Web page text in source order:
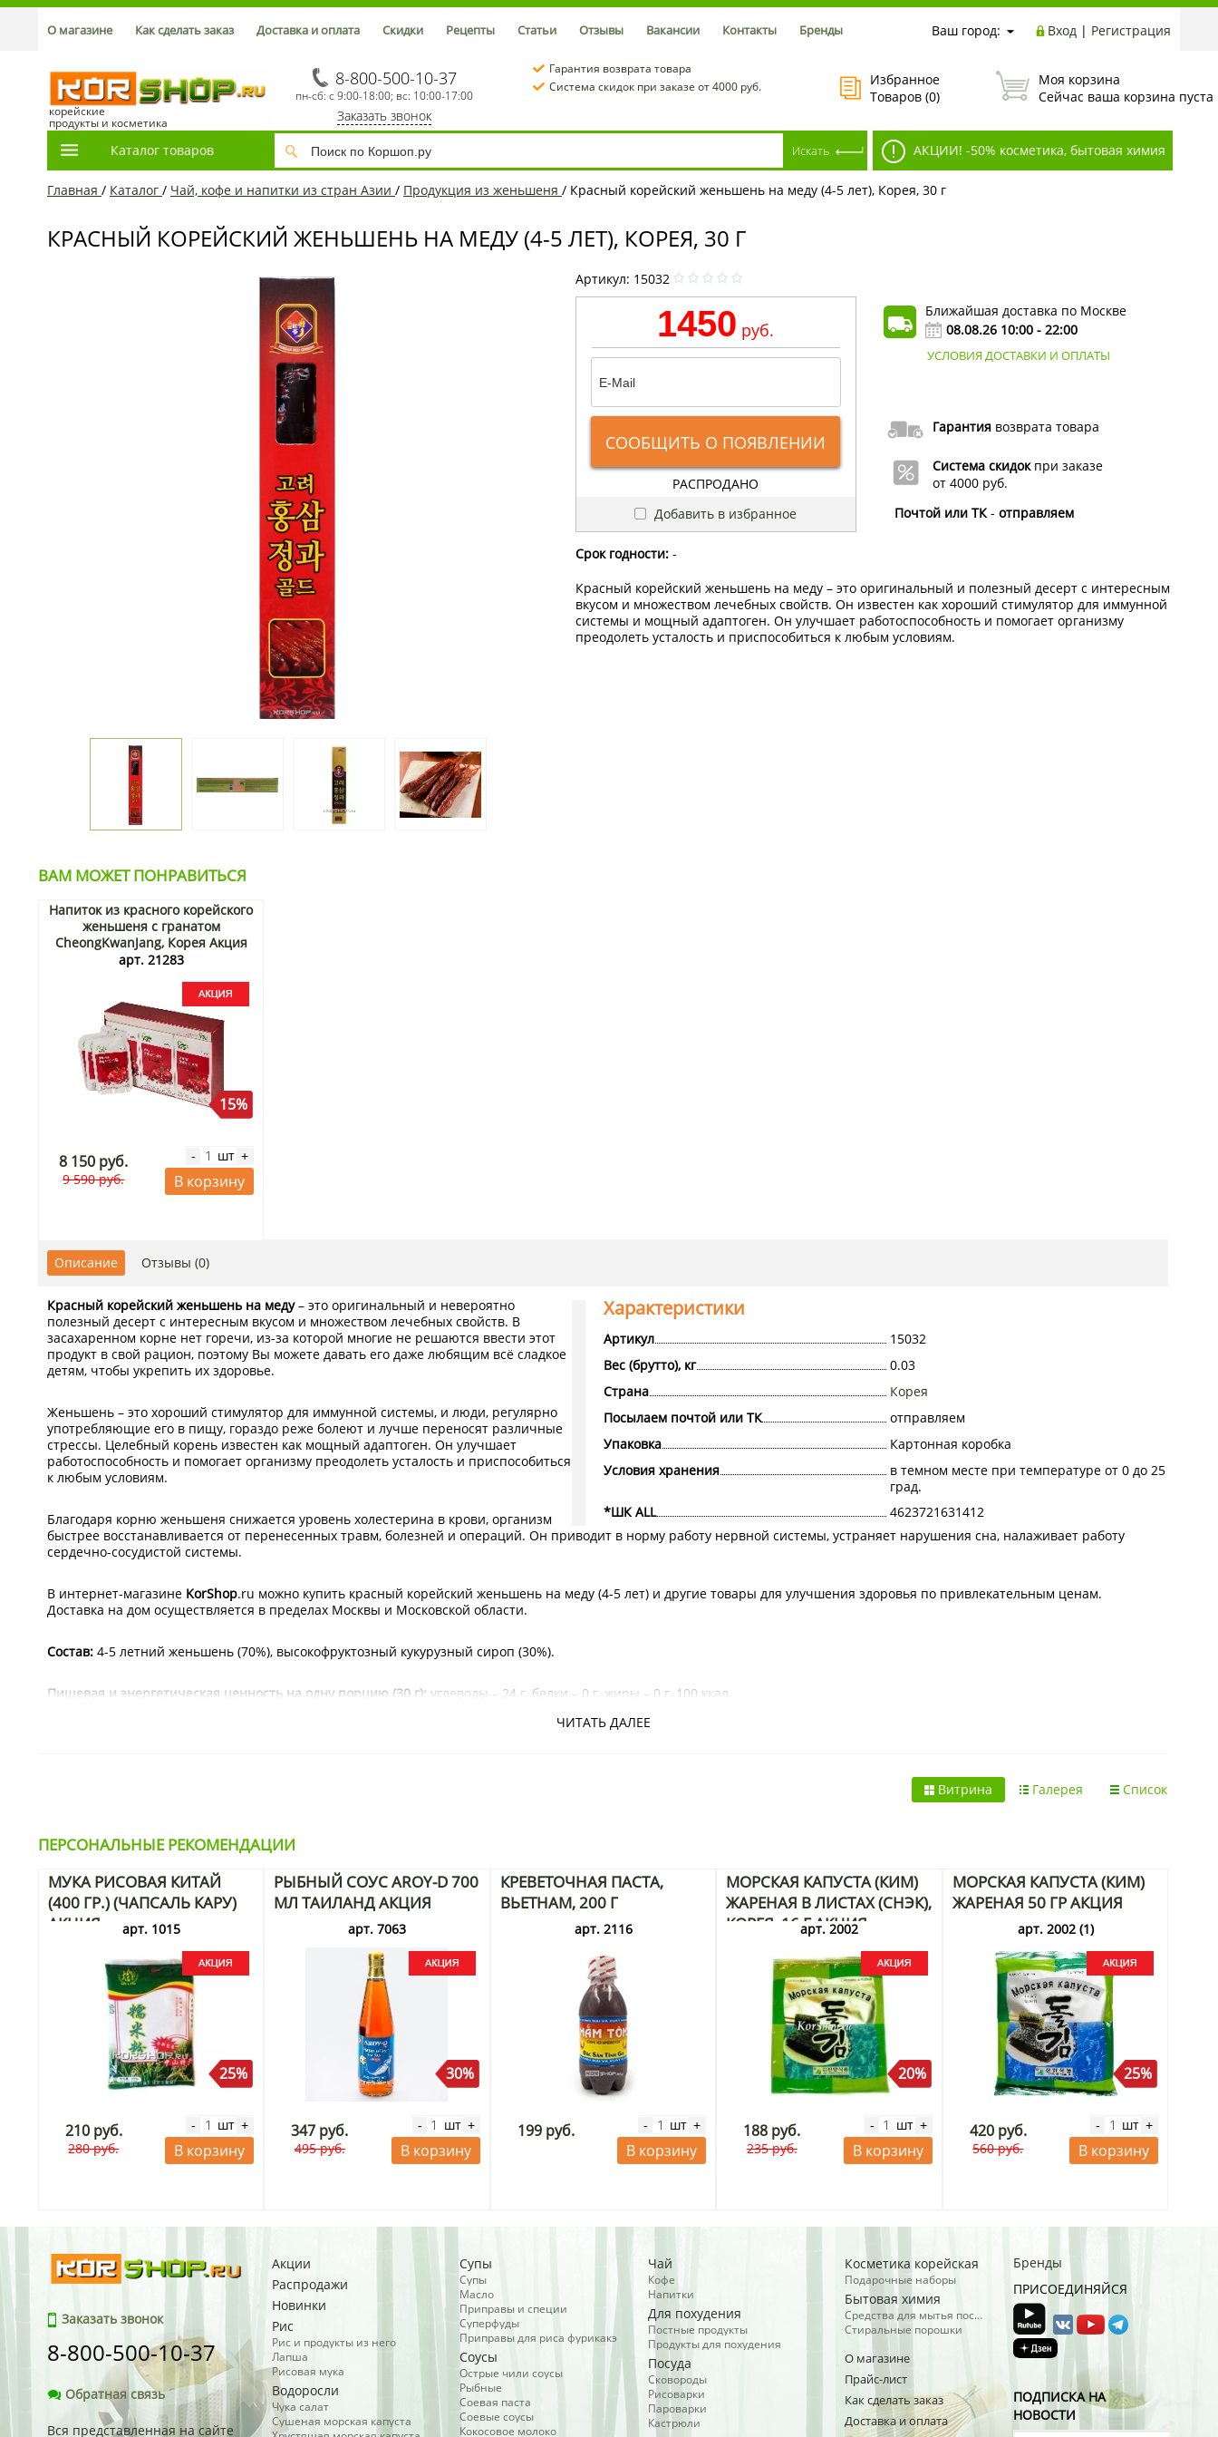
Ваш город: Вход | Регистрация
О магазине Как сделать заказ Доставка и оплата Скидки Рецепты Статьи Отзывы Вакансии Контакты Бренды
корейские
продукты и косметика
8-800-500-10-37
пн-сб: с 9:00-18:00; вс: 10:00-17:00
Заказать звонок
Гарантия возврата товара
Система скидок при заказе от 4000 руб.
Избранное
Товаров (0)
Моя корзина
Сейчас ваша корзина пуста
Каталог товаров АКЦИИ! -50% косметика, бытовая химия
Главная / Каталог / Чай, кофе и напитки из стран Азии / Продукция из женьшеня / Красный корейский женьшень на меду (4-5 лет), Корея, 30 г
КРАСНЫЙ КОРЕЙСКИЙ ЖЕНЬШЕНЬ НА МЕДУ (4-5 ЛЕТ), КОРЕЯ, 30 Г
Артикул: 15032
1450 руб.
СООБЩИТЬ О ПОЯВЛЕНИИ
РАСПРОДАНО
Добавить в избранное
Ближайшая доставка по Москве
08.08.26 10:00 - 22:00
УСЛОВИЯ ДОСТАВКИ И ОПЛАТЫ
Гарантиявозврата товара
Система скидокпри заказе
от 4000 руб.
Почтой или ТК- отправляем
Срок годности:-
Красный корейский женьшень на меду – это оригинальный и полезный десерт с интересным
вкусом и множеством лечебных свойств. Он известен как хороший стимулятор для иммунной
системы и мощный адаптоген. Он улучшает работоспособность и помогает организму
преодолеть усталость и приспособиться к любым условиям.
ВАМ МОЖЕТ ПОНРАВИТЬСЯ
Напиток из красного корейского
женьшеня с гранатом
CheongKwanJang, Корея Акция
арт. 21283
15%
8 150 руб.
9 590 руб.
- шт +
В корзину
Описание Отзывы (0)
ЧИТАТЬ ДАЛЕЕ
Характеристики
Артикул
15032
Вес (брутто), кг
0.03
Страна
Корея
Посылаем почтой или ТК
отправляем
Упаковка
Картонная коробка
Условия хранения
в темном месте при температуре от 0 до 25
град.
*ШК ALL
4623721631412
Красный корейский женьшень на меду– это оригинальный и невероятно
полезный десерт с интересным вкусом и множеством лечебных свойств. В
засахаренном корне нет горечи, из-за которой многие не решаются ввести этот
продукт в свой рацион, поэтому Вы можете давать его даже любящим всё сладкое
детям, чтобы укрепить их здоровье.
Женьшень – это хороший стимулятор для иммунной системы, и люди, регулярно
употребляющие его в пищу, гораздо реже болеют и лучше переносят различные
стрессы. Целебный корень известен как мощный адаптоген. Он улучшает
работоспособность и помогает организму преодолеть усталость и приспособиться
к любым условиям.
Благодаря корню женьшеня снижается уровень холестерина в крови, организм
быстрее восстанавливается от перенесенных травм, болезней и операций. Он приводит в норму работу нервной системы, устраняет нарушения сна, налаживает работу
сердечно-сосудистой системы.
В интернет-магазине KorShop.ru можно купить красный корейский женьшень на меду (4-5 лет) и другие товары для улучшения здоровья по привлекательным ценам.
Доставка на дом осуществляется в пределах Москвы и Московской области.
Состав: 4-5 летний женьшень (70%), высокофруктозный кукурузный сироп (30%).
Пищевая и энергетическая ценность на одну порцию (30 г): углеводы – 24 г, белки – 0 г, жиры – 0 г, 100 ккал.
красный корейский женьшень, корейские товары, женьшень на меду, корейские продукты, сладости с женьшенем, корень женьшеня, продукты из Кореи. Корейские
Список
Галерея
Витрина
ПЕРСОНАЛЬНЫЕ РЕКОМЕНДАЦИИ
МУКА РИСОВАЯ КИТАЙ
(400 ГР.) (ЧАПСАЛЬ КАРУ)
АКЦИЯ
арт. 1015
25%
210 руб.
280 руб.
- шт +
В корзину
РЫБНЫЙ СОУС AROY-D 700
МЛ ТАИЛАНД АКЦИЯ
арт. 7063
30%
347 руб.
495 руб.
- шт +
В корзину
КРЕВЕТОЧНАЯ ПАСТА,
ВЬЕТНАМ, 200 Г
арт. 2116
199 руб. - шт +
В корзину
МОРСКАЯ КАПУСТА (КИМ)
ЖАРЕНАЯ В ЛИСТАХ (СНЭК),
КОРЕЯ, 16 Г АКЦИЯ
арт. 2002
20%
188 руб.
235 руб.
- шт +
В корзину
МОРСКАЯ КАПУСТА (КИМ)
ЖАРЕНАЯ 50 ГР АКЦИЯ
арт. 2002 (1)
25%
420 руб.
560 руб.
- шт +
В корзину
Заказать звонок
8-800-500-10-37
Обратная связь
Вся представленная на сайте
Акции
Распродажи
Новинки
Рис
Рис и продукты из него
Лапша
Рисовая мука
Водоросли
Чука салат
Сушеная морская капуста
Супы
Супы
Масло
Приправы и специи
Суперфуды
Приправы для риса фурикакэ
Соусы
Острые чили соусы
Рыбные
Соевая паста
Соевые соусы
Кокосовое молоко
Чай
Кофе
Напитки
Для похудения
Постные продукты
Продукты для похудения
Посуда
Сковороды
Рисоварки
Пароварки
Кастрюли
Косметика корейская
Подарочные наборы
Бытовая химия
Средства для мытья посуды
Стиральные порошки
О магазине
Прайс-лист
Как сделать заказ
Доставка и оплата
Бренды
ПРИСОЕДИНЯЙСЯ
ПОДПИСКА НА
НОВОСТИ